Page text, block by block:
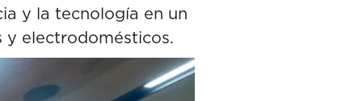
y la tecnología en un
y electrodomésticos.